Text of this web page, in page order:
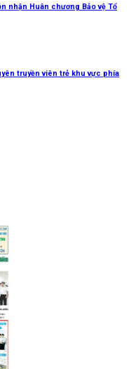
nhận Huân chương Bảo vệ Tổ
truyền viên trẻ khu vực phía